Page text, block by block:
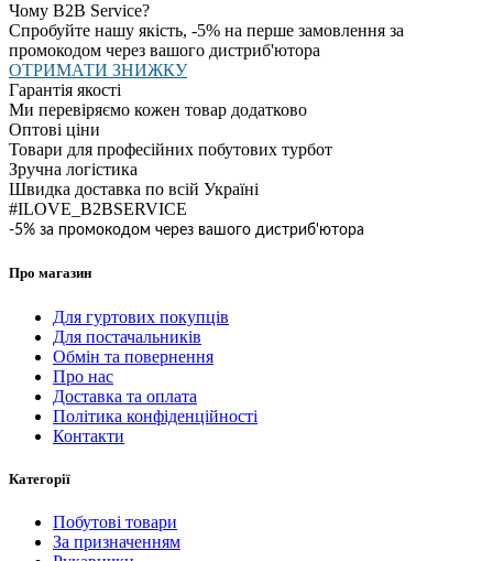
Чому B2B Service?
Спробуйте нашу якість, -5% на перше замовлення за
промокодом через вашого дистриб'ютора
ОТРИМАТИ ЗНИЖКУ
Гарантія якості
Ми перевіряємо кожен товар додатково
Оптові ціни
Товари для професійних побутових турбот
Зручна логістика
Швидка доставка по всій Україні
#ILOVE_B2BSERVICE
-5% за промокодом через вашого дистриб'ютора
Про магазин
Для гуртових покупців
Для постачальників
Обмін та повернення
Про нас
Доставка та оплата
Політика конфіденційності
Контакти
Категорії
Побутові товари
За призначенням